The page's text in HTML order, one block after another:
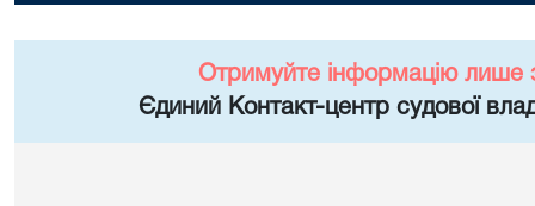
Отримуйте інформацію лише
Єдиний Контакт-центр судової